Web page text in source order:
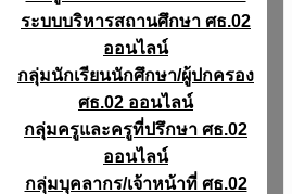
ระบบบริหารสถานศึกษา ศธ.02
ออนไลน์
กลุ่มนักเรียนนักศึกษา/ผู้ปกครอง
ศธ.02 ออนไลน์
กลุ่มครูและครูที่ปรึกษา ศธ.02
ออนไลน์
กลุ่มบุคลากร/เจ้าหน้าที่ ศธ.02